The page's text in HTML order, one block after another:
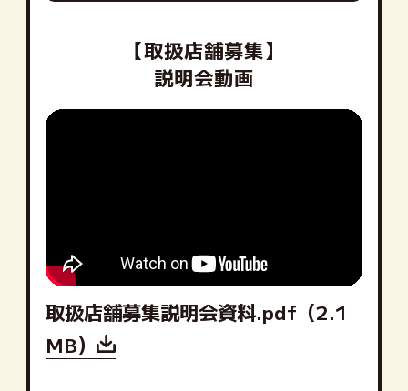
【取扱店舗募集】
説明会動画
取扱店舗募集説明会資料.pdf（2.1
MB）